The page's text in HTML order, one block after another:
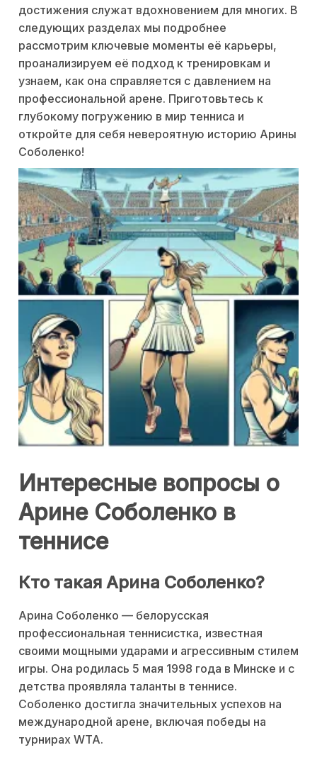
достижения служат вдохновением для многих. В
следующих разделах мы подробнее
рассмотрим ключевые моменты её карьеры,
проанализируем её подход к тренировкам и
узнаем, как она справляется с давлением на
профессиональной арене. Приготовьтесь к
глубокому погружению в мир тенниса и
откройте для себя невероятную историю Арины
Соболенко!
Интересные вопросы о
Арине Соболенко в
теннисе
Кто такая Арина Соболенко?
Aрина Соболенко — белорусская
профессиональная теннисистка, известная
своими мощными ударами и агрессивным стилем
игры. Она родилась 5 мая 1998 года в Минске и с
детства проявляла таланты в теннисе.
Соболенко достигла значительных успехов на
международной арене, включая победы на
турнирах WTA.